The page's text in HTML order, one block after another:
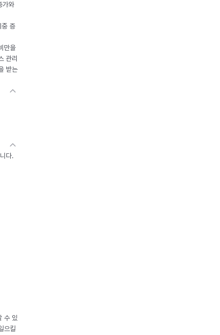
가와
중 증
만을
관리
받는
다.
수 있
으킬